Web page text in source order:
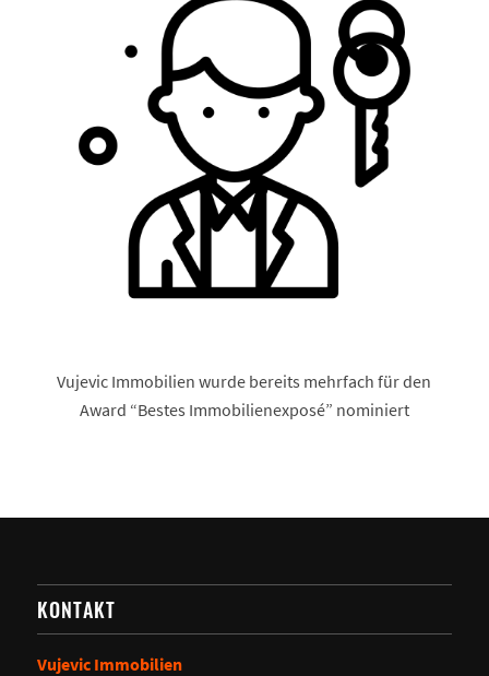
Vujevic Immobilien wurde bereits mehrfach für den
Award “Bestes Immobilienexposé” nominiert
KONTAKT
Vujevic Immobilien